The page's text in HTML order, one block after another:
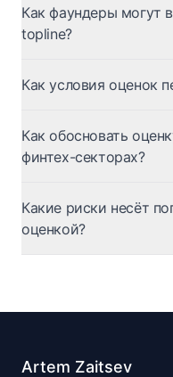
Как фаундеры могут
topline?
Как условия оценок
Как обосновать
финтех-секторах?
Какие риски несёт
оценкой?
Artem Zaitsev